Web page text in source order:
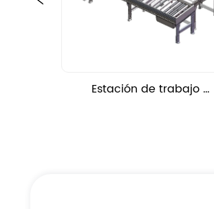
Estación de trabajo